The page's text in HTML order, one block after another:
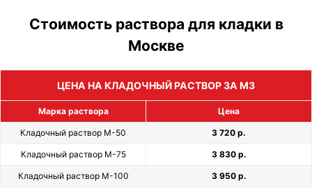
Стоимость раствора для кладки в
Москве
ЦЕНА НА КЛАДОЧНЫЙ РАСТВОР ЗА М3
Марка раствора Цена
Кладочный раствор М-50 3 720 р.
Кладочный раствор М-75 3 830 р.
Кладочный раствор М-100 3 950 р.